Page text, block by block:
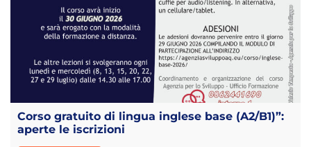
Corso gratuito di lingua inglese base (A2/B1)”:
aperte le iscrizioni